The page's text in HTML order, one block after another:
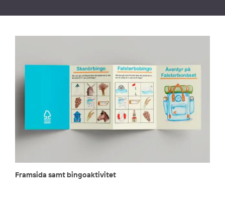
Framsida samt bingoaktivitet